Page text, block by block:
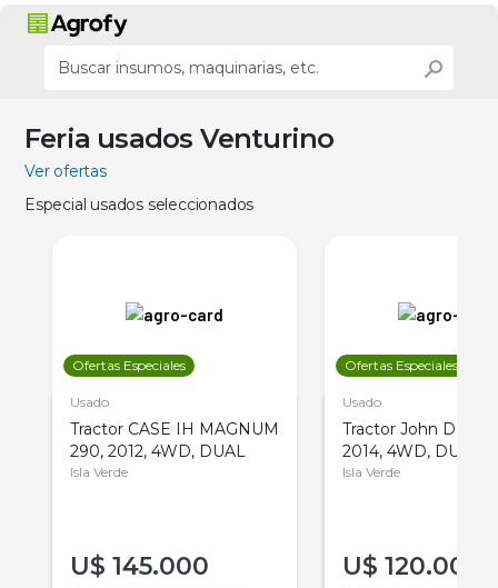
Feria usados Venturino
Ver ofertas
Especial usados seleccionados
Ofertas Especiales
Usado
Tractor CASE IH MAGNUM
290, 2012, 4WD, DUAL
Isla Verde
U$ 145.000
Ofertas Especiales
Usado
Tractor John Deere
2014, 4WD, DUAL
Isla Verde
U$ 120.000